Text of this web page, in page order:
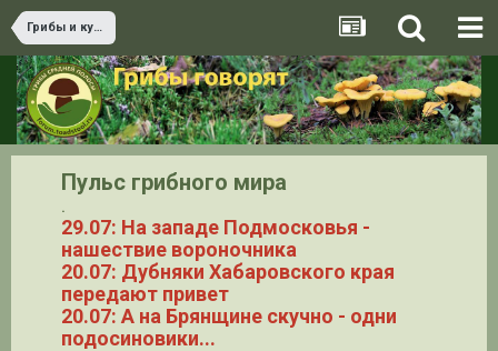
Грибы и культура
Пульс грибного мира
.
29.07: На западе Подмосковья -
нашествие вороночника
20.07: Дубняки Хабаровского края
передают привет
20.07: А на Брянщине скучно - одни
подосиновики...